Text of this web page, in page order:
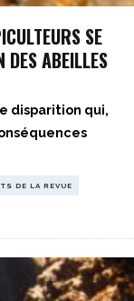
SE
DES ABEILLES
disparition qui,
DE LA REVUE